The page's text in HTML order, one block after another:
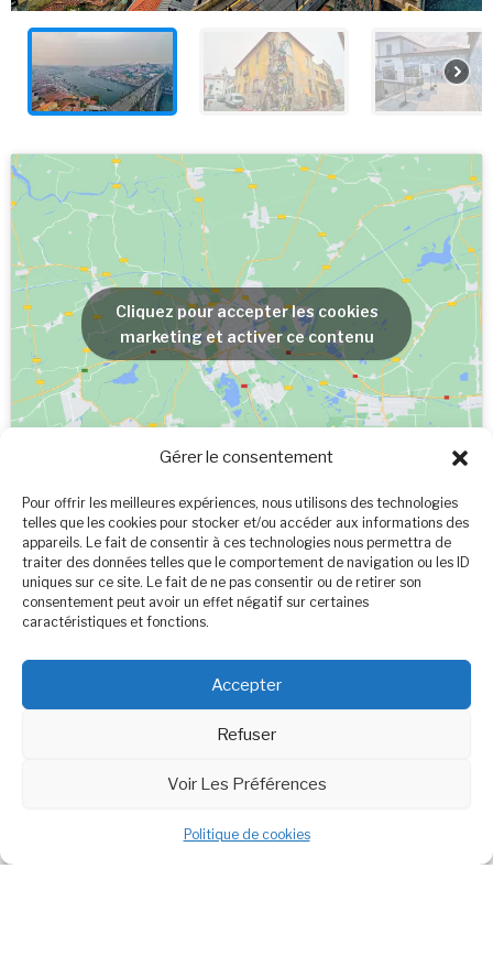
Gérer le consentement
Pour offrir les meilleures expériences, nous utilisons des technologies
telles que les cookies pour stocker et/ou accéder aux informations des
appareils. Le fait de consentir à ces technologies nous permettra de
traiter des données telles que le comportement de navigation ou les ID
uniques sur ce site. Le fait de ne pas consentir ou de retirer son
consentement peut avoir un effet négatif sur certaines
caractéristiques et fonctions.
Accepter
Refuser
Voir Les Préférences
Politique de cookies
Cliquez pour accepter les cookies
marketing et activer ce contenu
Cliquez pour accepter les cookies
marketing et activer ce contenu